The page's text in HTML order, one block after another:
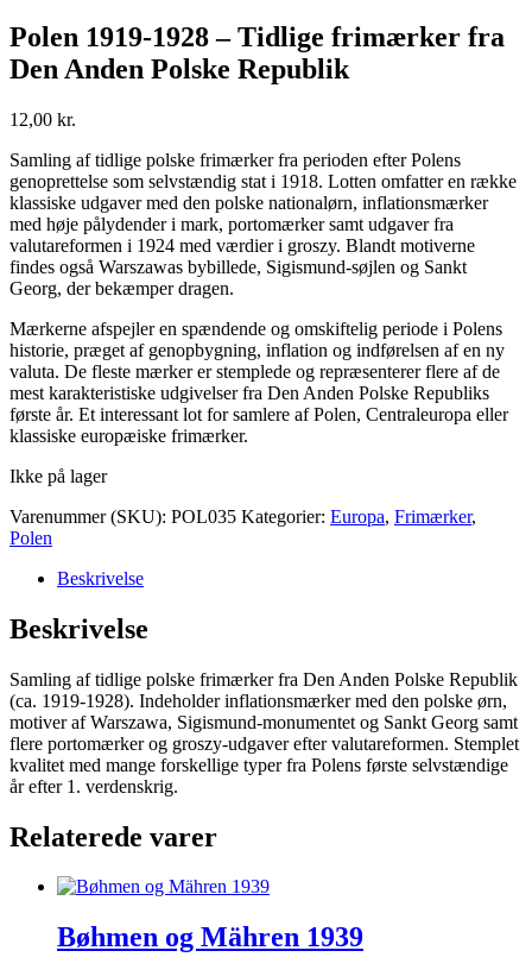
Polen 1919-1928 – Tidlige frimærker fra
Den Anden Polske Republik
12,00 kr.
Samling af tidlige polske frimærker fra perioden efter Polens
genoprettelse som selvstændig stat i 1918. Lotten omfatter en række
klassiske udgaver med den polske nationalørn, inflationsmærker
med høje pålydender i mark, portomærker samt udgaver fra
valutareformen i 1924 med værdier i groszy. Blandt motiverne
findes også Warszawas bybillede, Sigismund-søjlen og Sankt
Georg, der bekæmper dragen.
Mærkerne afspejler en spændende og omskiftelig periode i Polens
historie, præget af genopbygning, inflation og indførelsen af en ny
valuta. De fleste mærker er stemplede og repræsenterer flere af de
mest karakteristiske udgivelser fra Den Anden Polske Republiks
første år. Et interessant lot for samlere af Polen, Centraleuropa eller
klassiske europæiske frimærker.
Ikke på lager
Varenummer (SKU): POL035 Kategorier: Europa, Frimærker,
Polen
Beskrivelse
Beskrivelse
Samling af tidlige polske frimærker fra Den Anden Polske Republik
(ca. 1919-1928). Indeholder inflationsmærker med den polske ørn,
motiver af Warszawa, Sigismund-monumentet og Sankt Georg samt
flere portomærker og groszy-udgaver efter valutareformen. Stemplet
kvalitet med mange forskellige typer fra Polens første selvstændige
år efter 1. verdenskrig.
Relaterede varer
Bøhmen og Mähren 1939